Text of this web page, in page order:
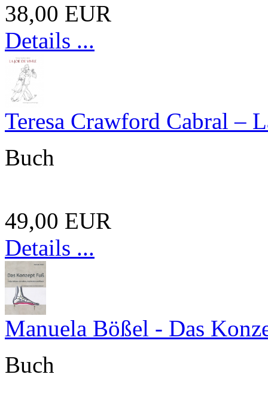
38,00 EUR
Details ...
Teresa Crawford Cabral –
Buch
49,00 EUR
Details ...
Manuela Bößel - Das
Buch